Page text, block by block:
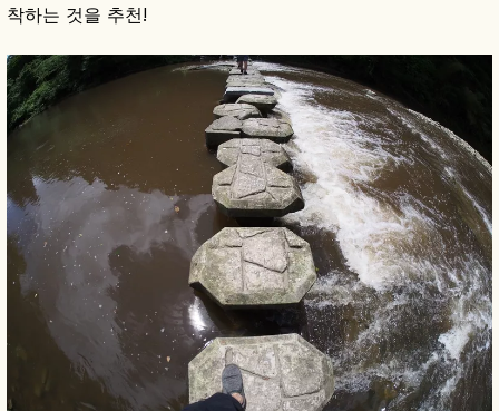
착하는 것을 추천!